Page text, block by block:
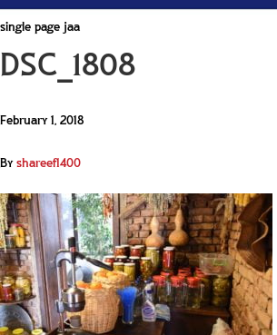
single page jaa
DSC_1808
February 1, 2018
Byshareef1400